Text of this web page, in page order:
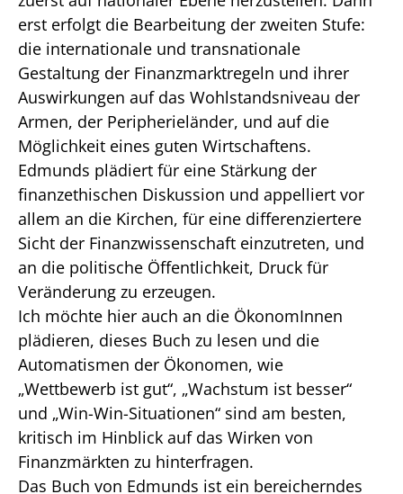
erst erfolgt die Bearbeitung der zweiten Stufe:
die internationale und transnationale
Gestaltung der Finanzmarktregeln und ihrer
Auswirkungen auf das Wohlstandsniveau der
Armen, der Peripherieländer, und auf die
Möglichkeit eines guten Wirtschaftens.
Edmunds plädiert für eine Stärkung der
finanzethischen Diskussion und appelliert vor
allem an die Kirchen, für eine differenziertere
Sicht der Finanzwissenschaft einzutreten, und
an die politische Öffentlichkeit, Druck für
Veränderung zu erzeugen.
Ich möchte hier auch an die ÖkonomInnen
plädieren, dieses Buch zu lesen und die
Automatismen der Ökonomen, wie
„Wettbewerb ist gut“, „Wachstum ist besser“
und „Win-Win-Situationen“ sind am besten,
kritisch im Hinblick auf das Wirken von
Finanzmärkten zu hinterfragen.
Das Buch von Edmunds ist ein bereicherndes